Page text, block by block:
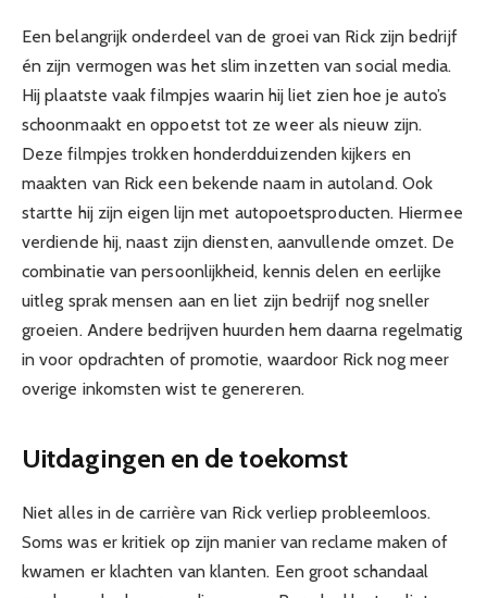
Een belangrijk onderdeel van de groei van Rick zijn bedrijf
én zijn vermogen was het slim inzetten van social media.
Hij plaatste vaak filmpjes waarin hij liet zien hoe je auto’s
schoonmaakt en oppoetst tot ze weer als nieuw zijn.
Deze filmpjes trokken honderdduizenden kijkers en
maakten van Rick een bekende naam in autoland. Ook
startte hij zijn eigen lijn met autopoetsproducten. Hiermee
verdiende hij, naast zijn diensten, aanvullende omzet. De
combinatie van persoonlijkheid, kennis delen en eerlijke
uitleg sprak mensen aan en liet zijn bedrijf nog sneller
groeien. Andere bedrijven huurden hem daarna regelmatig
in voor opdrachten of promotie, waardoor Rick nog meer
overige inkomsten wist te genereren.
Uitdagingen en de toekomst
Niet alles in de carrière van Rick verliep probleemloos.
Soms was er kritiek op zijn manier van reclame maken of
kwamen er klachten van klanten. Een groot schandaal